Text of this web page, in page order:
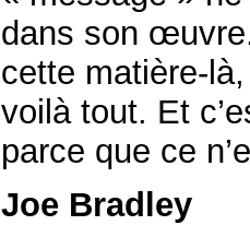
dans son
cette matière-
voilà tout. Et
parce que ce
Joe Bradley